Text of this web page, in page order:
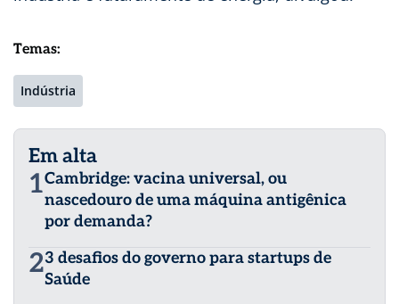
Temas:
Indústria
Em alta
1Cambridge: vacina universal, ou
nascedouro de uma máquina antigênica
por demanda?
23 desafios do governo para startups de
Saúde